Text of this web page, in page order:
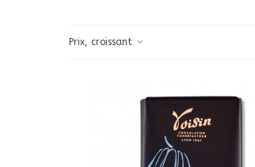
Prix, croissant